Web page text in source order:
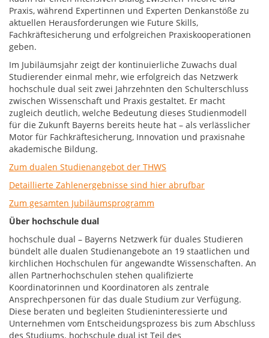
Praxis, während Expertinnen und Experten Denkanstöße zu
aktuellen Herausforderungen wie Future Skills,
Fachkräftesicherung und erfolgreichen Praxiskooperationen
geben.
Im Jubiläumsjahr zeigt der kontinuierliche Zuwachs dual
Studierender einmal mehr, wie erfolgreich das Netzwerk
hochschule dual seit zwei Jahrzehnten den Schulterschluss
zwischen Wissenschaft und Praxis gestaltet. Er macht
zugleich deutlich, welche Bedeutung dieses Studienmodell
für die Zukunft Bayerns bereits heute hat – als verlässlicher
Motor für Fachkräftesicherung, Innovation und praxisnahe
akademische Bildung.
Zum dualen Studienangebot der THWS
Detaillierte Zahlenergebnisse sind hier abrufbar
Zum gesamten Jubiläumsprogramm
Über hochschule dual
hochschule dual – Bayerns Netzwerk für duales Studieren
bündelt alle dualen Studienangebote an 19 staatlichen und
kirchlichen Hochschulen für angewandte Wissenschaften. An
allen Partnerhochschulen stehen qualifizierte
Koordinatorinnen und Koordinatoren als zentrale
Ansprechpersonen für das duale Studium zur Verfügung.
Diese beraten und begleiten Studieninteressierte und
Unternehmen vom Entscheidungsprozess bis zum Abschluss
des Studiums. hochschule dual ist Teil des